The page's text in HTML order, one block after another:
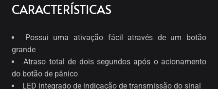
CARACTERÍSTICAS
Possui uma ativação fácil através de um botão
grande
Atraso total de dois segundos após o acionamento
do botão de pânico
LED integrado de indicação de transmissão do sinal